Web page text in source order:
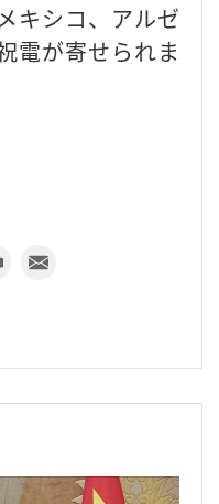
キシコ、アルゼ
電が寄せられま